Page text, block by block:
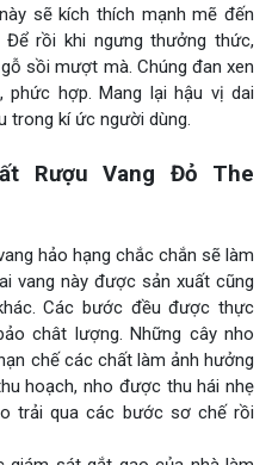
sẽ kích thích mạnh mẽ đến
rồi khi ngưng thưởng thức,
sồi mượt mà. Chúng đan xen
hợp. Mang lại hậu vị dai
trong kí ức người dùng.
Rượu Vang Đỏ The
hảo hạng chắc chắn sẽ làm
vang này được sản xuất cũng
Các bước đều được thực
chât lượng. Những cây nho
chế các chất làm ảnh hưởng
hoạch, nho được thu hái nhẹ
trải qua các bước sơ chế rồi